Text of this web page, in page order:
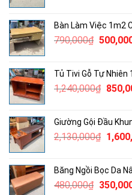
Bàn Làm Việc 1m2
790,000₫ Giá
Tủ Tivi Gỗ Tự Nhiên
1,240,000₫ Giá
Giường Gội Đầu
2,130,000₫ Giá
Băng Ngồi Bọc Da
480,000₫ Giá